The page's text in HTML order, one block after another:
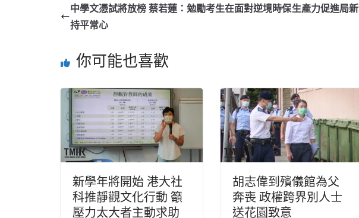
中學文憑試將放榜 蔡若蓮：勉勵考生在面對逆境時保
持平常心
生產力促進局
你可能也喜歡
新學年將開始 港大社
科推靜觀文化行動 籲
壓力太大者主動求助
胡志偉到殯儀館為父
奔喪 政權跨界別人士
送花園致意